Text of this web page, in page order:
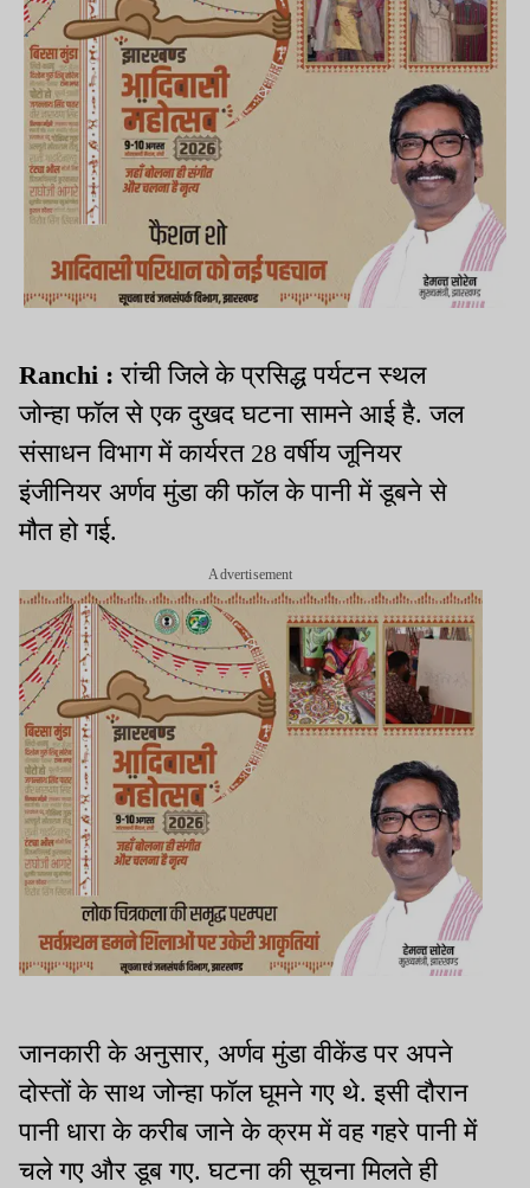
Ranchi : रांची जिले के प्रसिद्ध पर्यटन स्थल
जोन्हा फॉल से एक दुखद घटना सामने आई है. जल
संसाधन विभाग में कार्यरत 28 वर्षीय जूनियर
इंजीनियर अर्णव मुंडा की फॉल के पानी में डूबने से
मौत हो गई.
Advertisement
जानकारी के अनुसार, अर्णव मुंडा वीकेंड पर अपने
दोस्तों के साथ जोन्हा फॉल घूमने गए थे. इसी दौरान
पानी धारा के करीब जाने के क्रम में वह गहरे पानी में
चले गए और डूब गए. घटना की सूचना मिलते ही